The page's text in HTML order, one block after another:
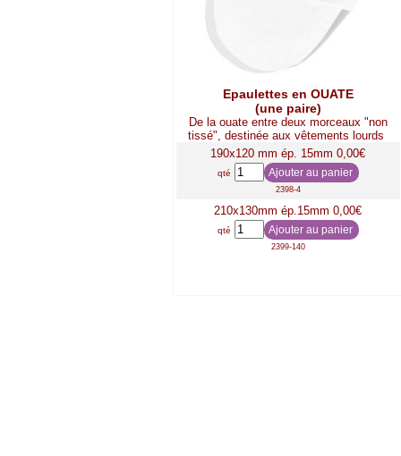
Epaulettes en OUATE
(une paire)
De la ouate entre deux morceaux "non
tissé", destinée aux vêtements lourds
190x120 mm ép. 15mm 0,00€
qté
2398-4
210x130mm ép.15mm 0,00€
qté
2399-140